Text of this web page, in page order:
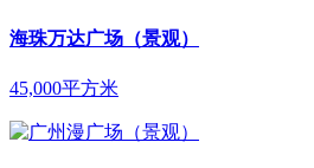
海珠万达广场（景观）
45,000平方米